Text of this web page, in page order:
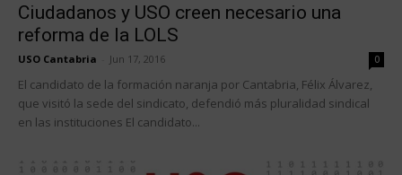
Ciudadanos y USO creen necesario una
reforma de la LOLS
USO Cantabria Jun 17, 2016 0
El candidato de la formación naranja por Cantabria, Félix Álvarez,
que visitó la sede del sindicato, defendió más pluralidad sindical
en las instituciones El candidato...